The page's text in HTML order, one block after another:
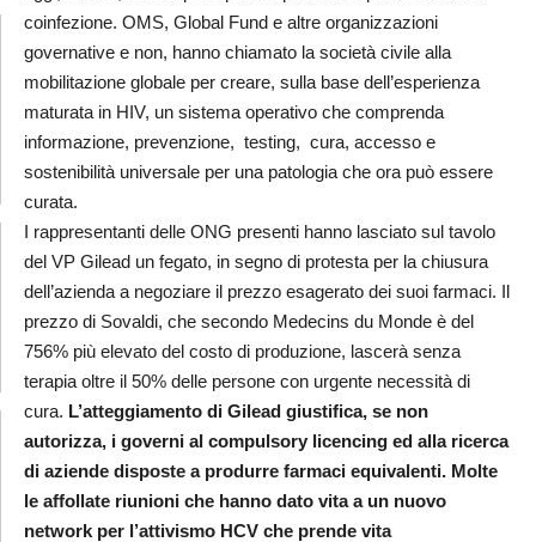
coinfezione. OMS, Global Fund e altre organizzazioni
governative e non, hanno chiamato la società civile alla
mobilitazione globale per creare, sulla base dell’esperienza
maturata in HIV, un sistema operativo che comprenda
informazione, prevenzione, testing, cura, accesso e
sostenibilità universale per una patologia che ora può essere
curata.
I rappresentanti delle ONG presenti hanno lasciato sul tavolo
del VP Gilead un fegato, in segno di protesta per la chiusura
dell’azienda a negoziare il prezzo esagerato dei suoi farmaci. Il
prezzo di Sovaldi, che secondo Medecins du Monde è del
756% più elevato del costo di produzione, lascerà senza
terapia oltre il 50% delle persone con urgente necessità di
cura. L’atteggiamento di Gilead giustifica, se non
autorizza, i governi al compulsory licencing ed alla ricerca
di aziende disposte a produrre farmaci equivalenti. Molte
le affollate riunioni che hanno dato vita a un nuovo
network per l’attivismo HCV che prende vita